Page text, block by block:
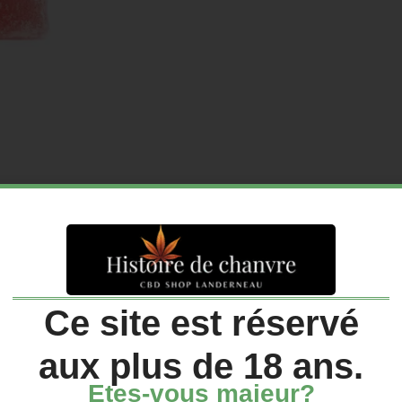
Avis
Ce site est réservé
aux plus de 18 ans.
Etes-vous majeur?